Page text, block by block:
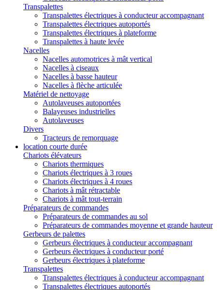
Transpalettes
Transpalettes électriques à conducteur accompagnant
Transpalettes électriques autoportés
Transpalettes électriques à plateforme
Transpalettes à haute levée
Nacelles
Nacelles automotrices à mât vertical
Nacelles à ciseaux
Nacelles à basse hauteur
Nacelles à flèche articulée
Matériel de nettoyage
Autolaveuses autoportées
Balayeuses industrielles
Autolaveuses
Divers
Tracteurs de remorquage
location courte durée
Chariots élévateurs
Chariots thermiques
Chariots électriques à 3 roues
Chariots électriques à 4 roues
Chariots à mât rétractable
Chariots à mât tout-terrain
Préparateurs de commandes
Préparateurs de commandes au sol
Préparateurs de commandes moyenne et grande hauteur
Gerbeurs de palettes
Gerbeurs électriques à conducteur accompagnant
Gerbeurs électriques à conducteur porté
Gerbeurs électriques à plateforme
Transpalettes
Transpalettes électriques à conducteur accompagnant
Transpalettes électriques autoportés